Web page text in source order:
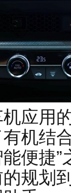
应用
机结
能便捷
规划